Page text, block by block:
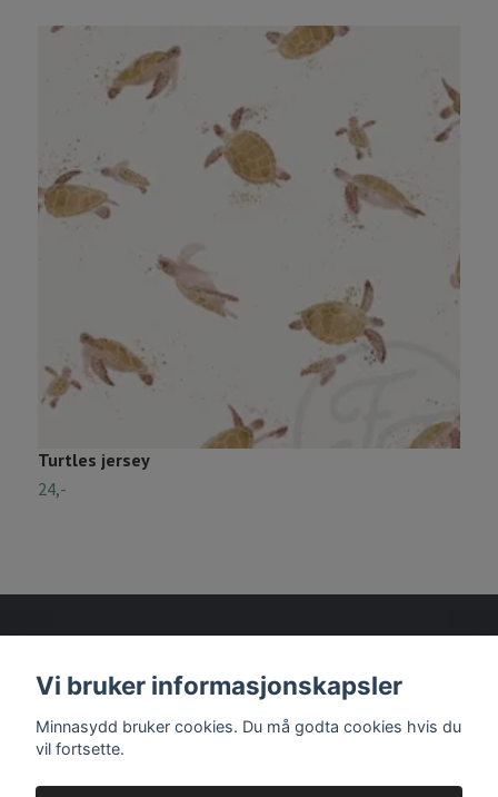
Turtles jersey
24,-
Vi bruker informasjonskapsler
Minnasydd bruker cookies. Du må godta cookies hvis du
vil fortsette.